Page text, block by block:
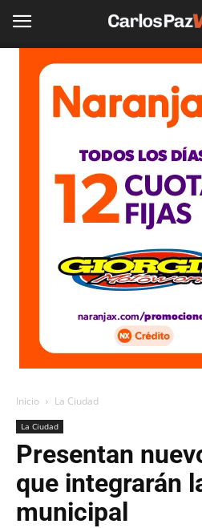
Inicio La Ciudad
La Ciudad
Presentan
que integrarán
municipal